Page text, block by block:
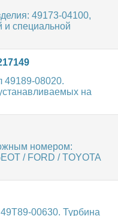
49173-04100,
и специальной
49189-08020.
на
номером:
/ FORD / TOYOTA
00630. Турбина